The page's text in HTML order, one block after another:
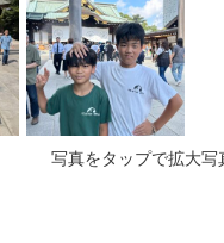
写真をタップで拡大写